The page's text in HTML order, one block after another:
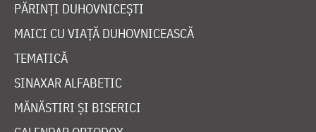
PĂRINȚI DUHOVNICEȘTI
MAICI CU VIAȚĂ DUHOVNICEASCĂ
TEMATICĂ
SINAXAR ALFABETIC
MĂNĂSTIRI ȘI BISERICI